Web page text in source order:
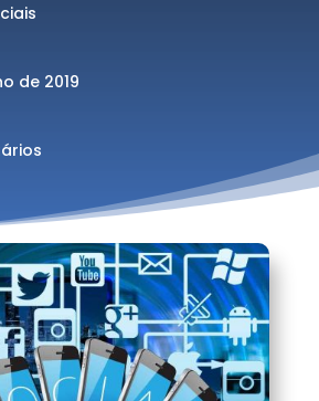
de 2019